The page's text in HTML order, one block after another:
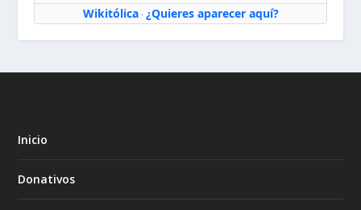
Wikitólica· ¿Quieres aparecer aquí?
Inicio
Donativos